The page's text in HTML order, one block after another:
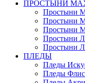
ПРОСТЫНИ
Простыни
Простыни
Простыни
Простыни
Простыни
ПЛЕДЫ
Пледы
Пледы